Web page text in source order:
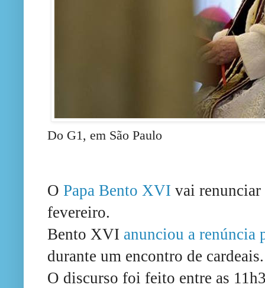
Do G1, em São Paulo
O Papa Bento XVI vai renunciar
fevereiro.
Bento XVI anunciou a renúncia
durante um encontro de cardeais.
O discurso foi feito entre as